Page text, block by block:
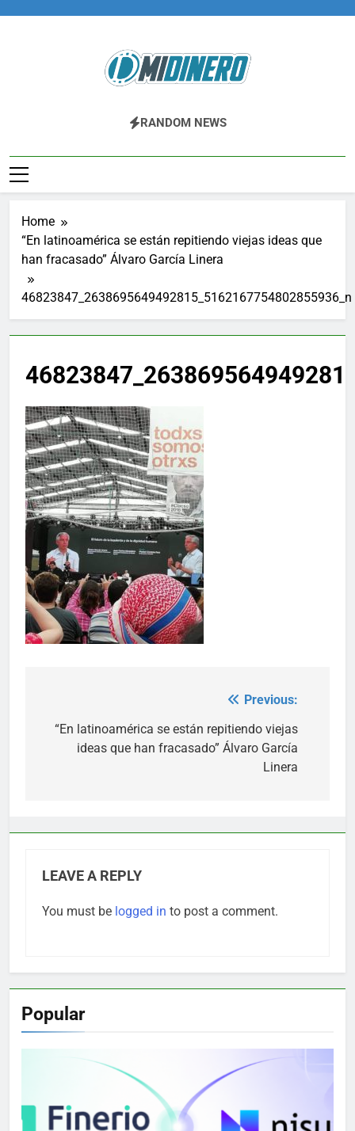
Midinero.co
Fintech, Criptomonedas
RANDOM NEWS
Home
“En latinoamérica se están repitiendo viejas ideas que
han fracasado” Álvaro García Linera
46823847_2638695649492815_5162167754802855936_n
navigation
Previous:
“En latinoamérica se están repitiendo viejas
ideas que han fracasado” Álvaro García
Linera
LEAVE A REPLY
You must be logged in to post a comment.
Popular